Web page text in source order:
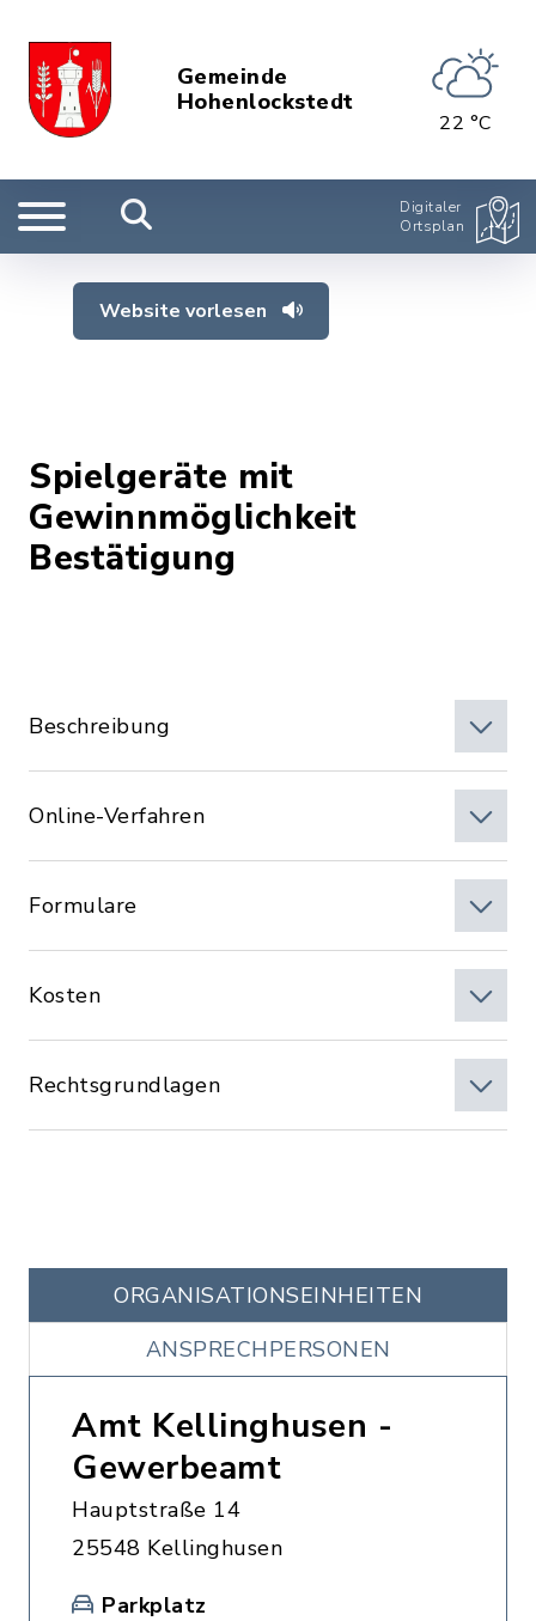
Gemeinde
Hohenlockstedt
22 °C
Digitaler
Ortsplan
Website vorlesen
Spielgeräte mit
Gewinnmöglichkeit
Bestätigung
Beschreibung
Online-Verfahren
Formulare
Kosten
Rechtsgrundlagen
ORGANISATIONS­EINHEITEN
ANSPRECHPERSONEN
Amt Kellinghusen -
Gewerbeamt
Hauptstraße 14
25548 Kellinghusen
Parkplatz